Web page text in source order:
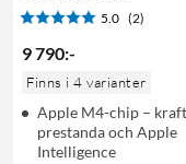
5.0 (2)
9 790:-
Finns i 4 varianter
Apple M4-chip –
prestanda och Apple
Intelligence